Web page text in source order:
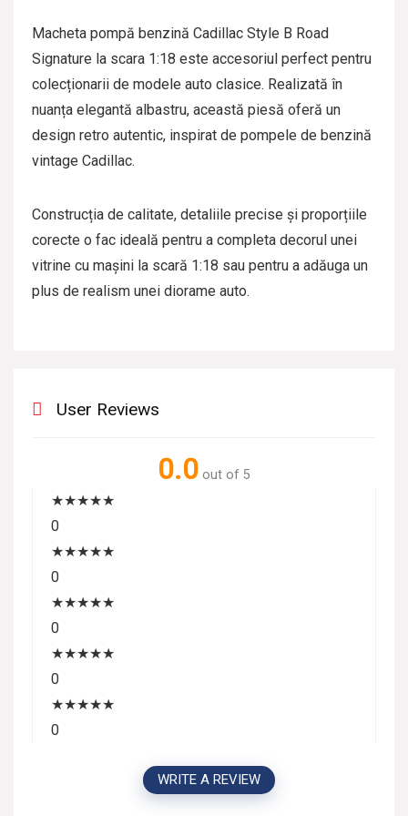
Macheta pompă benzină Cadillac Style B Road
Signature la scara 1:18 este accesoriul perfect pentru
colecționarii de modele auto clasice. Realizată în
nuanța elegantă albastru, această piesă oferă un
design retro autentic, inspirat de pompele de benzină
vintage Cadillac.
Construcția de calitate, detaliile precise și proporțiile
corecte o fac ideală pentru a completa decorul unei
vitrine cu mașini la scară 1:18 sau pentru a adăuga un
plus de realism unei diorame auto.
User Reviews
0.0 out of 5
★★★★★
0
★★★★★
0
★★★★★
0
★★★★★
0
★★★★★
0
WRITE A REVIEW